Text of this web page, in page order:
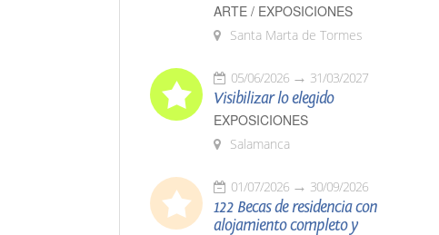
ARTE / EXPOSICIONES
Santa Marta de Tormes
05/06/2026 31/03/2027
Visibilizar lo elegido
EXPOSICIONES
Salamanca
01/07/2026 30/09/2026
122 Becas de residencia con
alojamiento completo y